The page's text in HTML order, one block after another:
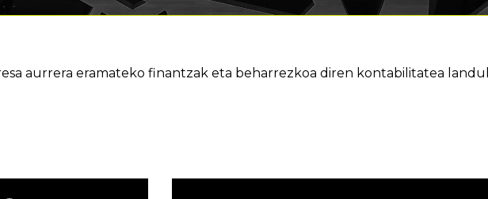
aurrera eramateko finantzak eta beharrezkoa diren kontabilitatea